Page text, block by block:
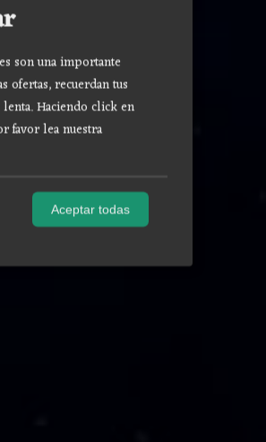
son una importante
ofertas, recuerdan tus
Haciendo click en
favor lea nuestra
Aceptar todas